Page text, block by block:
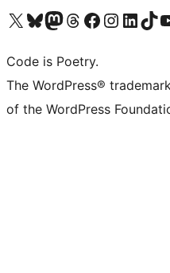
ຢ້ຽມຊົມບັນຊີ X (ຊື່ເກົ່າ Twitter) ຂອງພວກເຮົາຢ້ຽມຊົມບັນຊີ Bluesky ຂອງພວກເຮົາຢ້ຽມຊົມບັນຊີ Mastodon ຂອງພວກເຮົາຢ້ຽມຊົມບັນຊີ Threads ຂອງພວກເຮົາຢ້ຽມຊົມໜ້າ Facebook ຂອງພວກເຮົາຢ້ຽມຊົມບັນຊີ Instagram ຂອງພວກເຮົາຢ້ຽມຊົມບັນຊີ LinkedIn ຂອງພວກເຮົາຢ້ຽມຊົມບັນຊີ TikTok ຂອງພວກເຮົາ
ຢ້ຽມຊົມ
Code is Poetry.
The WordPress®
of the WordPress